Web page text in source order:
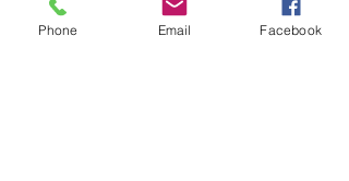
צ'ילי
Phone Email Facebook